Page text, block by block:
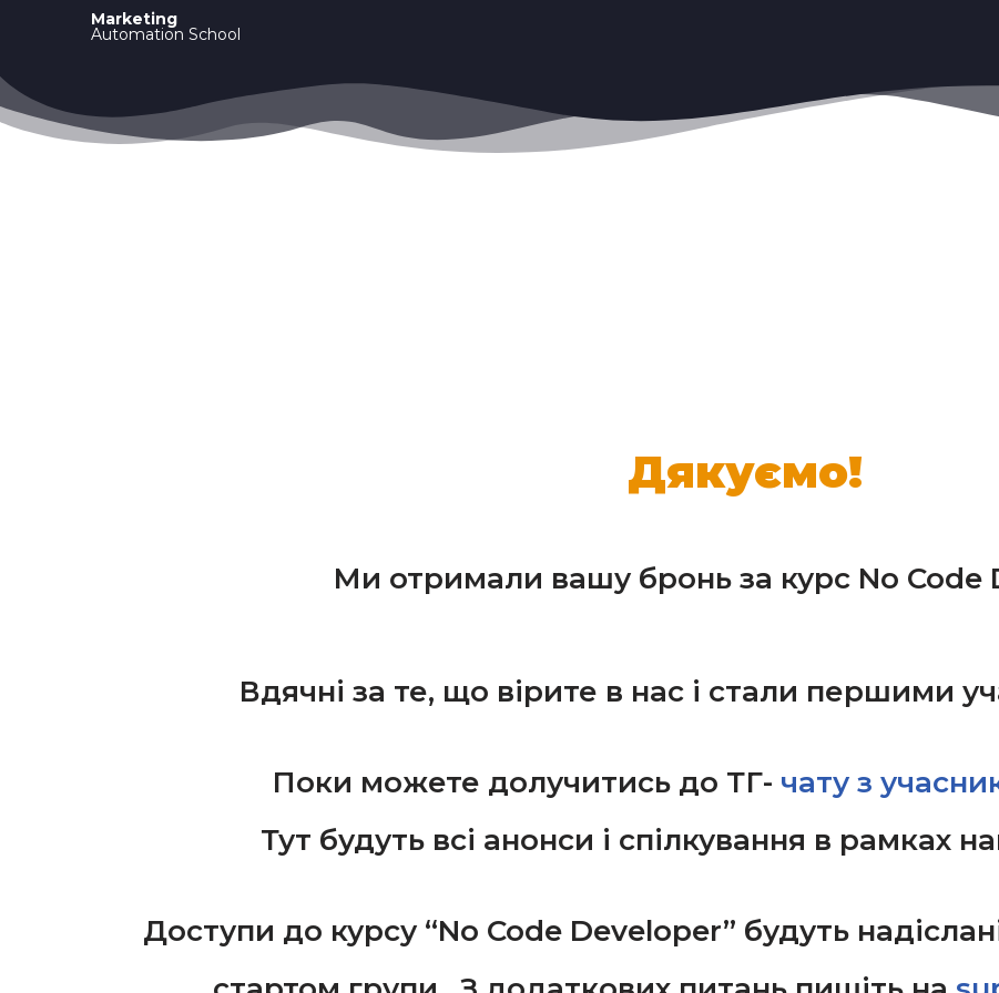
Marketing
Automation School
Дякуємо!
Ми отримали вашу бронь за курс No Code
Вдячні за те, що вірите в нас і стали першими
Поки можете долучитись до ТГ- чату з
Тут будуть всі анонси і спілкування в рамках
Доступи до курсу “No Code Developer” будуть